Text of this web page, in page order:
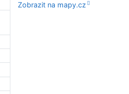
Zobrazit na mapy.cz